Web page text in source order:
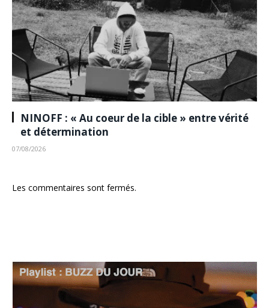
NINOFF : « Au coeur de la cible » entre vérité
et détermination
07/08/2026
Les commentaires sont fermés.